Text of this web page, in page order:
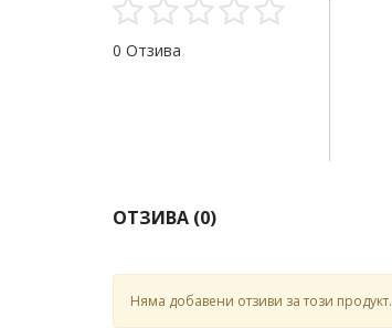
0 Отзива
ОТЗИВА (0)
Няма добавени отзиви за този продукт.